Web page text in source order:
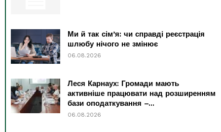
Ми й так сім’я: чи справді реєстрація
шлюбу нічого не змінює
06.08.2026
Леся Карнаух: Громади мають
активніше працювати над розширенням
бази оподаткування –...
06.08.2026